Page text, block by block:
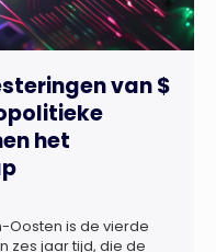
van $
het
Oosten is de vierde
zes jaar tijd, die de